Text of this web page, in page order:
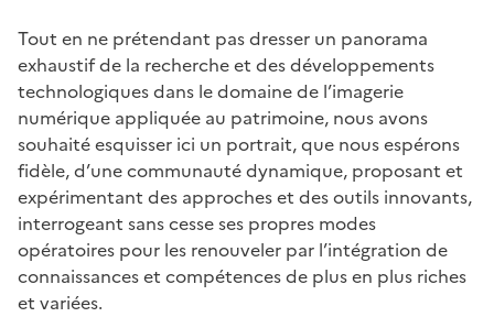
Tout en ne prétendant pas dresser un panorama
exhaustif de la recherche et des développements
technologiques dans le domaine de l’imagerie
numérique appliquée au patrimoine, nous avons
souhaité esquisser ici un portrait, que nous espérons
fidèle, d’une communauté dynamique, proposant et
expérimentant des approches et des outils innovants,
interrogeant sans cesse ses propres modes
opératoires pour les renouveler par l’intégration de
connaissances et compétences de plus en plus riches
et variées.